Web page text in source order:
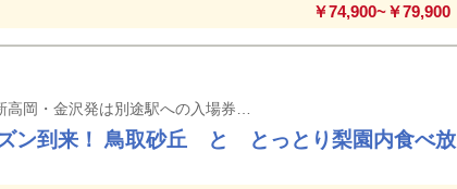
￥74,900~￥79,900
ズン到来！ 鳥取砂丘 と とっとり梨園内食べ放